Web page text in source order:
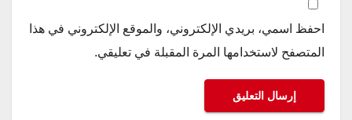
احفظ اسمي، بريدي الإلكتروني، والموقع الإلكتروني في هذا
المتصفح لاستخدامها المرة المقبلة في تعليقي.